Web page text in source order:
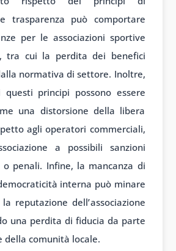
trasparenza può comportare
per le associazioni sportive
tra cui la perdita dei benefici
normativa di settore. Inoltre,
principi possono essere
una distorsione della libera
agli operatori commerciali,
a possibili sanzioni
penali. Infine, la mancanza di
interna può minare
reputazione dell’associazione
una perdita di fiducia da parte
della comunità locale.